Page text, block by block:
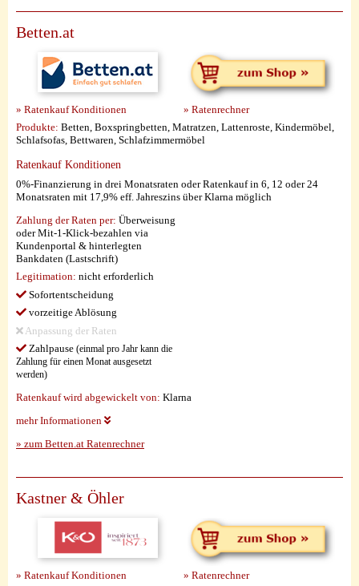
Betten.at
» Ratenkauf Konditionen
» Ratenrechner
Produkte: Betten, Boxspringbetten, Matratzen, Lattenroste, Kindermöbel,
Schlafsofas, Bettwaren, Schlafzimmermöbel
Ratenkauf Konditionen
0%-Finanzierung in drei Monatsraten oder Ratenkauf in 6, 12 oder 24
Monatsraten mit 17,9% eff. Jahreszins über Klarna möglich
Zahlung der Raten per: Überweisung
oder Mit-1-Klick-bezahlen via
Kundenportal & hinterlegten
Bankdaten (Lastschrift)
Legitimation: nicht erforderlich
Sofortentscheidung
vorzeitige Ablösung
Anpassung der Raten
Zahlpause (einmal pro Jahr kann die
Zahlung für einen Monat ausgesetzt
werden)
Ratenkauf wird abgewickelt von: Klarna
mehr Informationen
» zum Betten.at Ratenrechner
Kastner & Öhler
» Ratenkauf Konditionen
» Ratenrechner